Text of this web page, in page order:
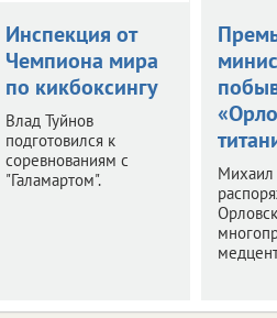
Инспекция от
Чемпиона мира
по кикбоксингу
Влад Туйнов
подготовился к
соревнованиям с
"Галамартом".